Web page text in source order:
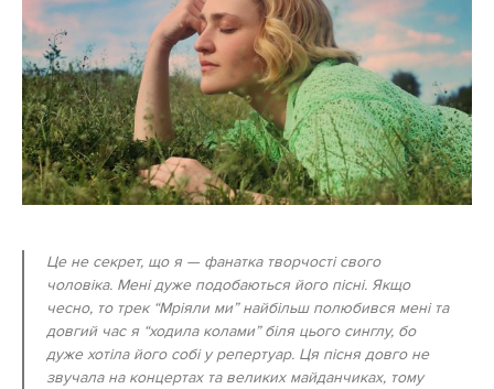
Це не секрет, що я — фанатка творчості свого
чоловіка. Мені дуже подобаються його пісні. Якщо
чесно, то трек “Мріяли ми” найбільш полюбився мені та
довгий час я “ходила колами” біля цього синглу, бо
дуже хотіла його собі у репертуар. Ця пісня довго не
звучала на концертах та великих майданчиках, тому